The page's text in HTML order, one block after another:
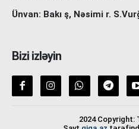
Ünvan: Bakı ş, Nəsimi r.
Bizi izləyin
2024 Copyright: